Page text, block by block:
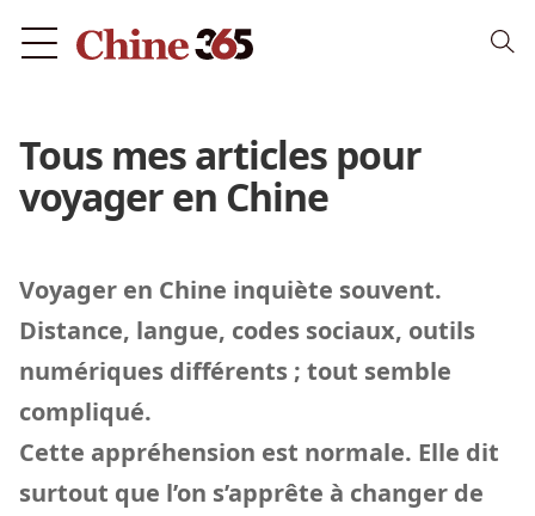
Tous mes articles pour
voyager en Chine
Voyager en Chine inquiète souvent.
Distance, langue, codes sociaux, outils
numériques différents ; tout semble
compliqué.
Cette appréhension est normale. Elle dit
surtout que l’on s’apprête à changer de